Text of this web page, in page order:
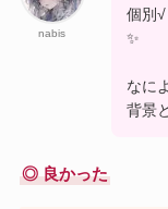
nabis
個別
✨
なに
背景
◎ 良かった